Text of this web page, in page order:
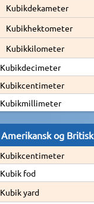
Kubikdekameter
Kubikhektometer
Kubikkilometer
Kubikdecimeter
Kubikcentimeter
Kubikmillimeter
Amerikansk og Britisk
Kubikcentimeter
Kubik fod
Kubik yard